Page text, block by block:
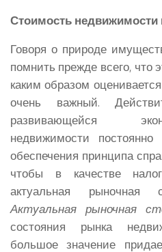
Стоимость недвижимости
Говоря о природе
помнить прежде всего, что
каким образом
очень важный.
развивающейся
недвижимости
обеспечения принципа
чтобы в качестве
актуальная рыночная
Актуальная рыночная
состояния рынка
большое значение